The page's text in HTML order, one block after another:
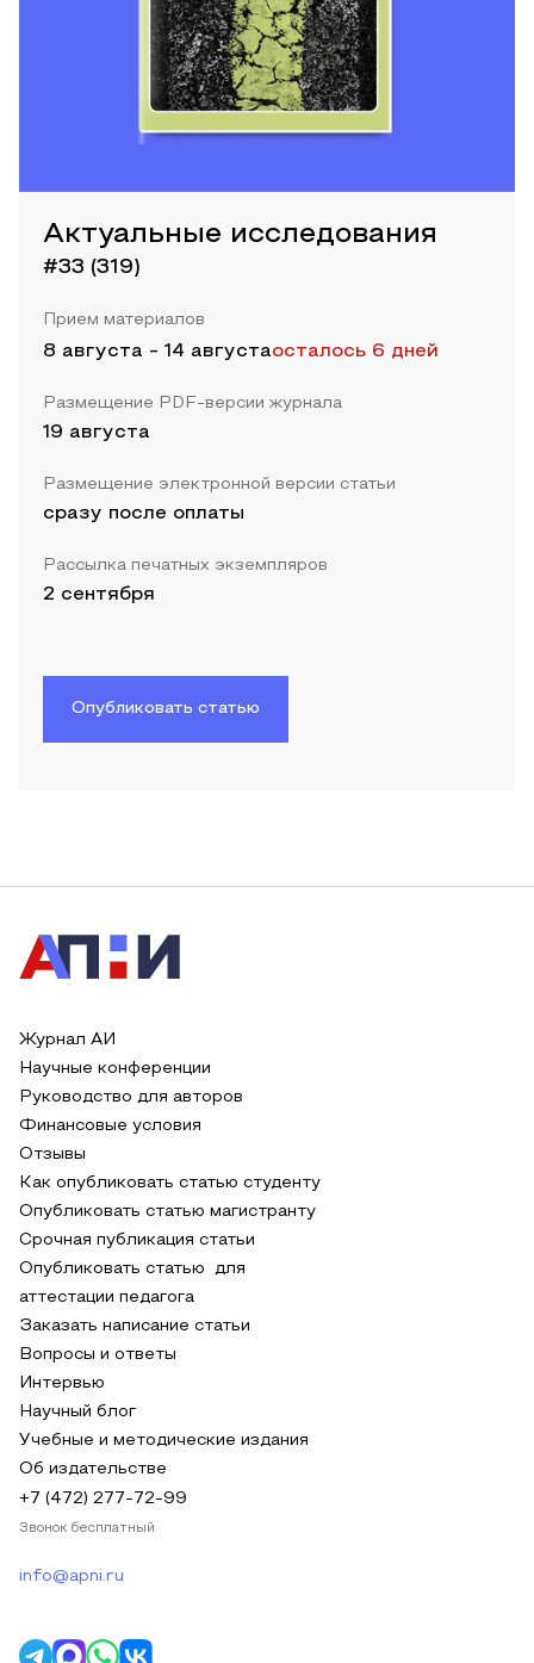
Актуальные исследования
#33 (319)
Прием материалов
8 августа - 14 августаосталось 6 дней
Размещение PDF-версии журнала
19 августа
Размещение электронной версии статьи
сразу после оплаты
Рассылка печатных экземпляров
2 сентября
Опубликовать статью
Журнал АИ
Научные конференции
Руководство для авторов
Финансовые условия
Отзывы
Как опубликовать статью студенту
Опубликовать статью магистранту
Срочная публикация статьи
Опубликовать статью для
аттестации педагога
Заказать написание статьи
Вопросы и ответы
Интервью
Научный блог
Учебные и методические издания
Об издательстве
+7 (472) 277-72-99
Звонок бесплатный
info@apni.ru